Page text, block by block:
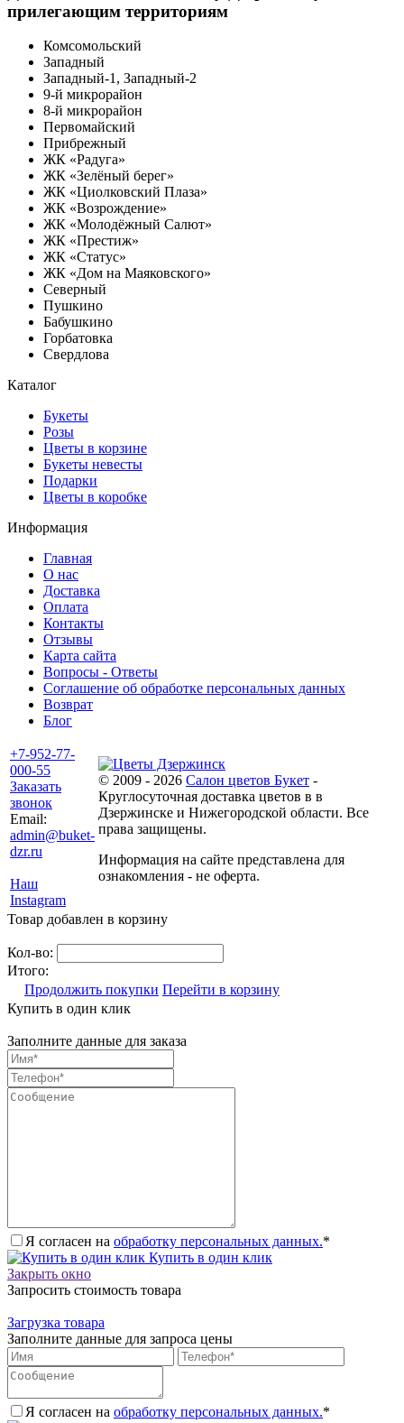
прилегающим территориям
Комсомольский
Западный
Западный-1, Западный-2
9-й микрорайон
8-й микрорайон
Первомайский
Прибрежный
ЖК «Радуга»
ЖК «Зелёный берег»
ЖК «Циолковский Плаза»
ЖК «Возрождение»
ЖК «Молодёжный Салют»
ЖК «Престиж»
ЖК «Статус»
ЖК «Дом на Маяковского»
Северный
Пушкино
Бабушкино
Горбатовка
Свердлова
Каталог
Букеты
Розы
Цветы в корзине
Букеты невесты
Подарки
Цветы в коробке
Информация
Главная
О нас
Доставка
Оплата
Контакты
Отзывы
Карта сайта
Вопросы - Ответы
Соглашение об обработке персональных данных
Возврат
Блог
+7-952-77-
000-55
Заказать
звонок
Email:
admin@buket-
dzr.ru
Наш
Instagram
© 2009 - 2026 Салон цветов Букет -
Круглосуточная доставка цветов в в
Дзержинске и Нижегородской области. Все
права защищены.
Информация на сайте представлена для
ознакомления - не оферта.
Товар добавлен в корзину
Кол-во:
Итого:
Продолжить покупки Перейти в корзину
Купить в один клик
Заполните данные для заказа
Я согласен на обработку персональных данных.*
Купить в один клик
Закрыть окно
Запросить стоимость товара
Загрузка товара
Заполните данные для запроса цены
Я согласен на обработку персональных данных.*